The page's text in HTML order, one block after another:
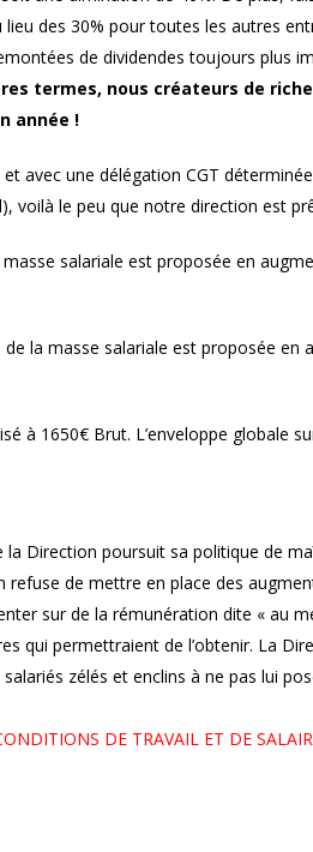
des 30% pour toutes les autres
de dividendes toujours plus
termes, nous créateurs de
année !
avec une délégation CGT
voilà le peu que notre direction est
salariale est proposée en
la masse salariale est proposée en
à 1650€ Brut. L’enveloppe globale
Direction poursuit sa politique de
de mettre en place des
sur de la rémunération dite « au
qui permettraient de l’obtenir. La
zélés et enclins à ne pas lui
DE TRAVAIL ET DE